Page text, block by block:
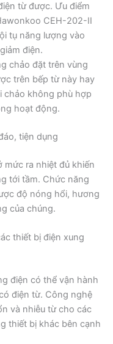
từ được. Ưu điểm
CEH-202-II
tụ năng lượng vào
điện.
chảo đặt trên vùng
trên bếp từ này hay
chảo không phù hợp
hoạt động.
tiện dụng
mức ra nhiệt đủ khiến
tới tầm. Chức năng
độ nóng hổi, hương
của chúng.
thiết bị điện xung
điện có thể vận hành
điện từ. Công nghệ
và nhiễu từ cho các
thiết bị khác bên cạnh